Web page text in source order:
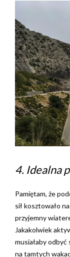
4. Idealna
Pamiętam, że
sił kosztowało
przyjemny
Jakakolwiek
musiałaby
na tamtych